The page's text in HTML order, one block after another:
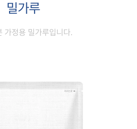
밀가루
가정용 밀가루입니다.